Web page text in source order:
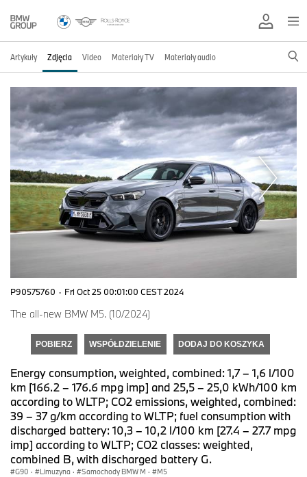
Artykuły Zdjęcia Video Materiały TV Materiały audio
P90575760 · Fri Oct 25 00:01:00 CEST 2024
The all-new BMW M5. (10/2024)
POBIERZ WSPÓŁDZIELENIE DODAJ DO KOSZYKA
Energy consumption, weighted, combined: 1,7 – 1,6 l/100
km [166.2 – 176.6 mpg imp] and 25,5 – 25,0 kWh/100 km
according to WLTP; CO2 emissions, weighted, combined:
39 – 37 g/km according to WLTP; fuel consumption with
discharged battery: 10,3 – 10,2 l/100 km [27.4 – 27.7 mpg
imp] according to WLTP; CO2 classes: weighted,
combined B, with discharged battery G.
G90 · Limuzyna · Samochody BMW M · M5